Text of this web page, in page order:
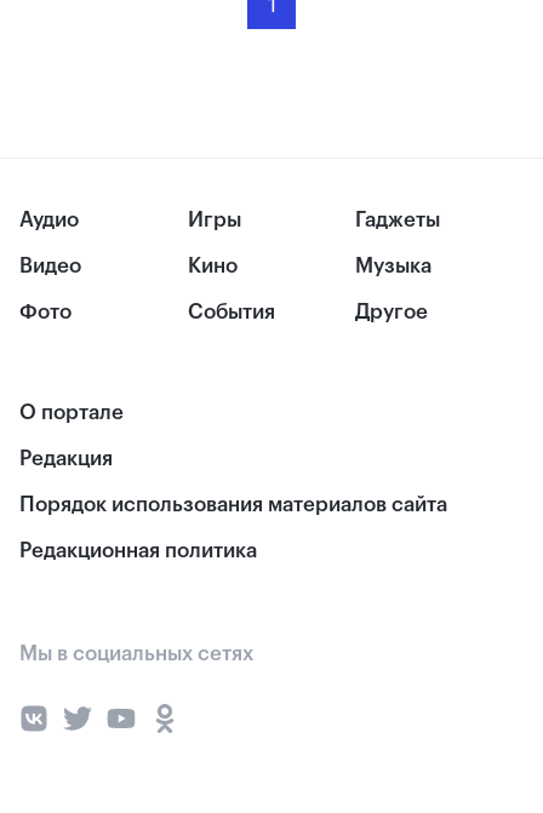
Аудио
Видео
Фото
Игры
Кино
События
Гаджеты
Музыка
Другое
О портале
Редакция
Порядок использования материалов сайта
Редакционная политика
Мы в социальных сетях